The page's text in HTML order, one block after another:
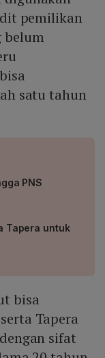
pemilikan
belum
satu tahun
PNS
Tapera untuk
bisa
Tapera
sifat